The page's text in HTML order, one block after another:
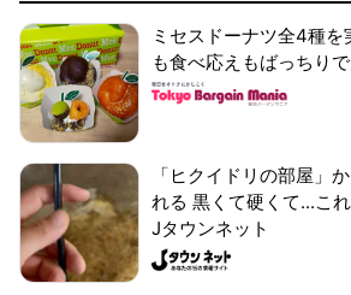
ミセスドーナツ全4種を
も食べ応えもばっちりで
「ヒクイドリの部屋」
れる 黒くて硬くて...こ
Jタウンネット